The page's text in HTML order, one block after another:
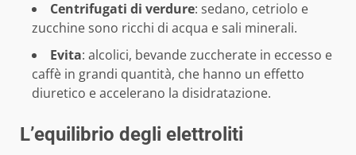
Centrifugati di verdure: sedano, cetriolo e
zucchine sono ricchi di acqua e sali minerali.
Evita: alcolici, bevande zuccherate in eccesso e
caffè in grandi quantità, che hanno un effetto
diuretico e accelerano la disidratazione.
L’equilibrio degli elettroliti